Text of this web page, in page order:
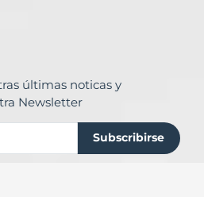
últimas noticas y
Newsletter
Subscribirse